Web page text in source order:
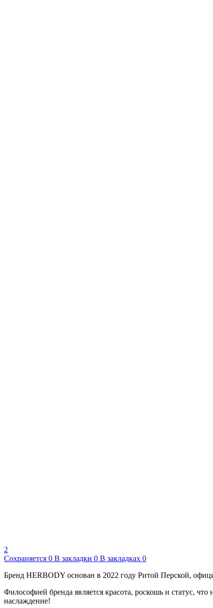
2
Сохраняется 0 В закладки 0 В закладках 0
Бренд HERBODY основан в 2022 году Ритой Перской,
Философией бренда является красота, роскошь и статус,
наслаждение!